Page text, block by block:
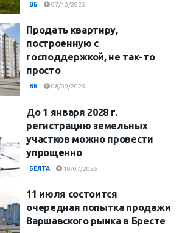
| ВБ 07/10/2025
Продать квартиру,
построенную с
господдержкой, не так-то
просто
| ВБ 08/09/2025
До 1 января 2028 г.
регистрацию земельных
участков можно провести
упрощенно
| БЕЛТА 19/07/2025
11 июля состоится
очередная попытка продажи
Варшавского рынка в Бресте